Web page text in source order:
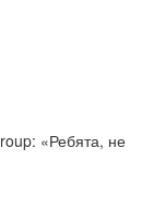
«Ребята, не